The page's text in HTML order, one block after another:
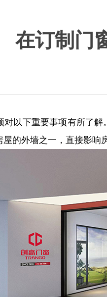
在订制门
对以下重要事项有所了
的外墙之一，直接影响